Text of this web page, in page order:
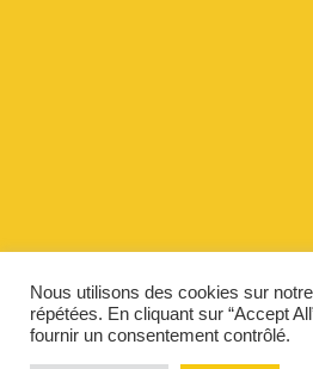
Nous utilisons des cookies sur
répétées. En cliquant sur “Accept
fournir un consentement contrôlé.